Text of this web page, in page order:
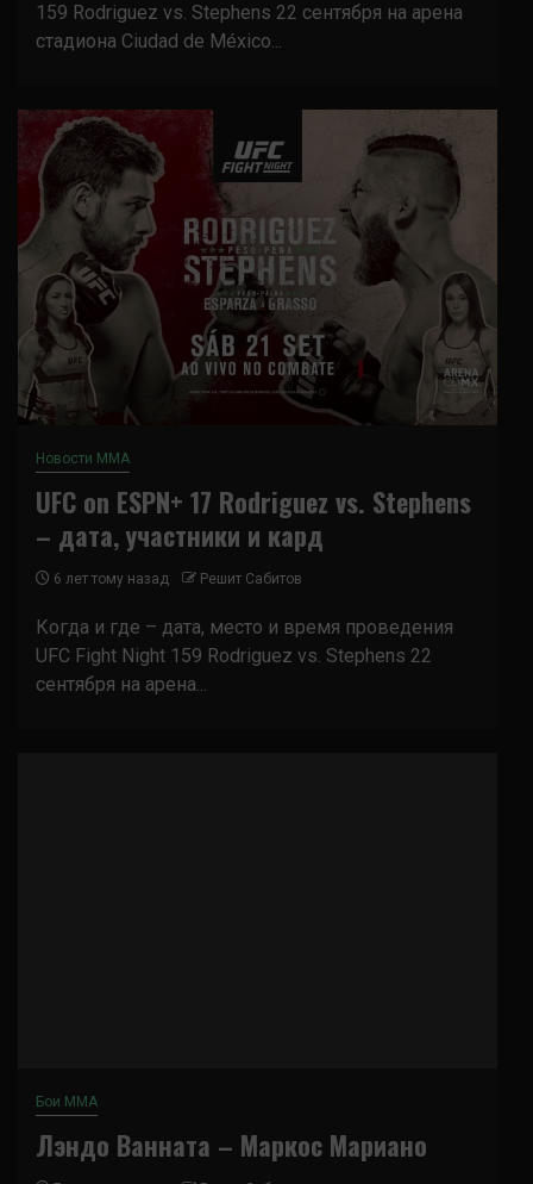
159 Rodriguez vs. Stephens 22 сентября на арена
стадиона Ciudad de México...
Новости ММА
UFC on ESPN+ 17 Rodriguez vs. Stephens
– дата, участники и кард
6 лет тому назад Решит Сабитов
Когда и где – дата, место и время проведения
UFC Fight Night 159 Rodriguez vs. Stephens 22
сентября на арена...
Бои ММА
Лэндо Ванната – Маркос Мариано